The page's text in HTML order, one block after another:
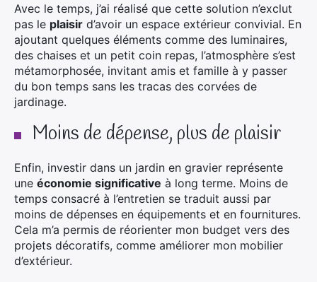
Avec le temps, j’ai réalisé que cette solution n’exclut
pas le plaisir d’avoir un espace extérieur convivial. En
ajoutant quelques éléments comme des luminaires,
des chaises et un petit coin repas, l’atmosphère s’est
métamorphosée, invitant amis et famille à y passer
du bon temps sans les tracas des corvées de
jardinage.
Moins de dépense, plus de plaisir
Enfin, investir dans un jardin en gravier représente
une économie significative à long terme. Moins de
temps consacré à l’entretien se traduit aussi par
moins de dépenses en équipements et en fournitures.
Cela m’a permis de réorienter mon budget vers des
projets décoratifs, comme améliorer mon mobilier
d’extérieur.